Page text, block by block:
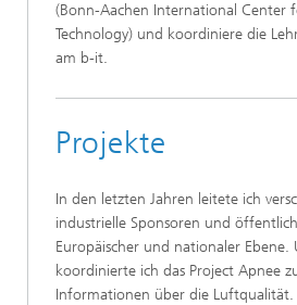
(Bonn-Aachen International Center
Technology) und koordiniere die
am b-it.
Projekte
In den letzten Jahren leitete ich
industrielle Sponsoren und
Europäischer und nationaler Ebene.
koordinierte ich das Project Apnee
Informationen über die